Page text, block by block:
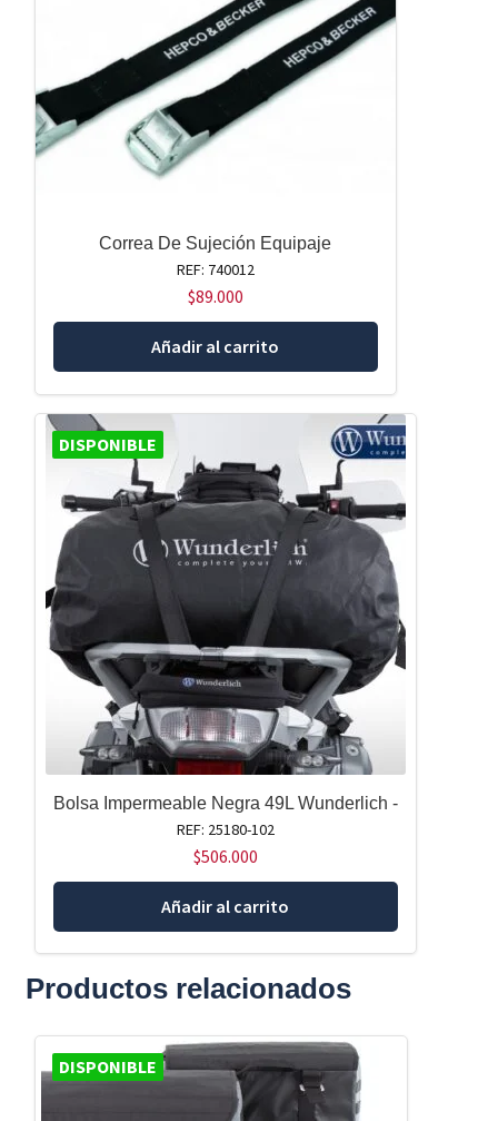
Correa De Sujeción Equipaje
REF: 740012
$89.000
Añadir al carrito
DISPONIBLE
Bolsa Impermeable Negra 49L Wunderlich -
REF: 25180-102
$506.000
Añadir al carrito
Productos relacionados
DISPONIBLE